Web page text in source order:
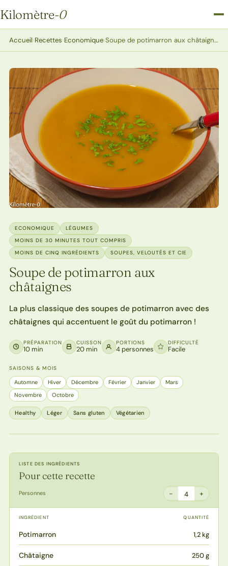
Kilomètre-0
Kilomètre-0
Accueil›Recettes›Economique› Soupe de potimarron aux châtaignes
ECONOMIQUE
LÉGUMES
MOINS DE 30 MINUTES TOUT COMPRIS
MOINS DE CINQ INGRÉDIENTS
SOUPES, VELOUTÉS ET CIE
Soupe de potimarron aux
châtaignes
La plus classique des soupes de potimarron avec des
châtaignes qui accentuent le goût du potimarron !
PRÉPARATION
10 min
CUISSON
20 min
PORTIONS
4 personnes
DIFFICULTÉ
Facile
SAISONS & MOIS
Automne Hiver Décembre Février Janvier
Mars
Novembre
Octobre
Healthy Léger Sans gluten Végétarien
LISTE DES INGRÉDIENTS
Pour cette recette
Personnes − 4 +
INGRÉDIENT QUANTITÉ
Potimarron 1,2 kg
Châtaigne 250 g